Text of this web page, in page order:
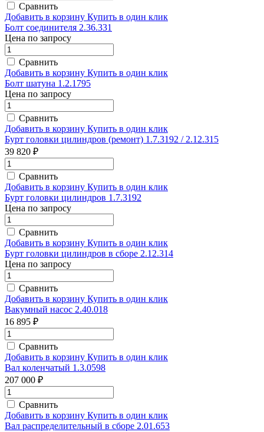
Сравнить
Добавить в корзину Купить в один клик
Болт соединителя 2.36.331
Цена по запросу
Сравнить
Добавить в корзину Купить в один клик
Болт шатуна 1.2.1795
Цена по запросу
Сравнить
Добавить в корзину Купить в один клик
Бурт головки цилиндров (ремонт) 1.7.3192 / 2.12.315
39 820 ₽
Сравнить
Добавить в корзину Купить в один клик
Бурт головки цилиндров 1.7.3192
Цена по запросу
Сравнить
Добавить в корзину Купить в один клик
Бурт головки цилиндров в сборе 2.12.314
Цена по запросу
Сравнить
Добавить в корзину Купить в один клик
Вакумный насос 2.40.018
16 895 ₽
Сравнить
Добавить в корзину Купить в один клик
Вал коленчатый 1.3.0598
207 000 ₽
Сравнить
Добавить в корзину Купить в один клик
Вал распределительный в сборе 2.01.653